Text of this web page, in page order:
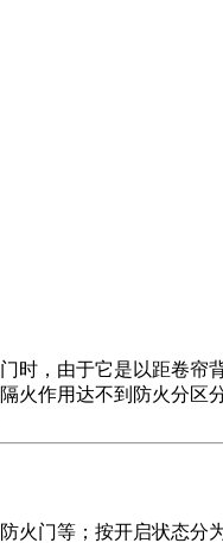
时，由于它是以距卷
火作用达不到防火分区
火门等；按开启状态